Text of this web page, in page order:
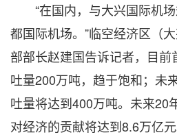
“在国内，与大兴国际机场
都国际机场。”临空经济区（
部部长赵建国告诉记者，目
吐量200万吨，趋于饱和；未
吐量将达到400万吨。未来20
对经济的贡献将达到8.6万亿元